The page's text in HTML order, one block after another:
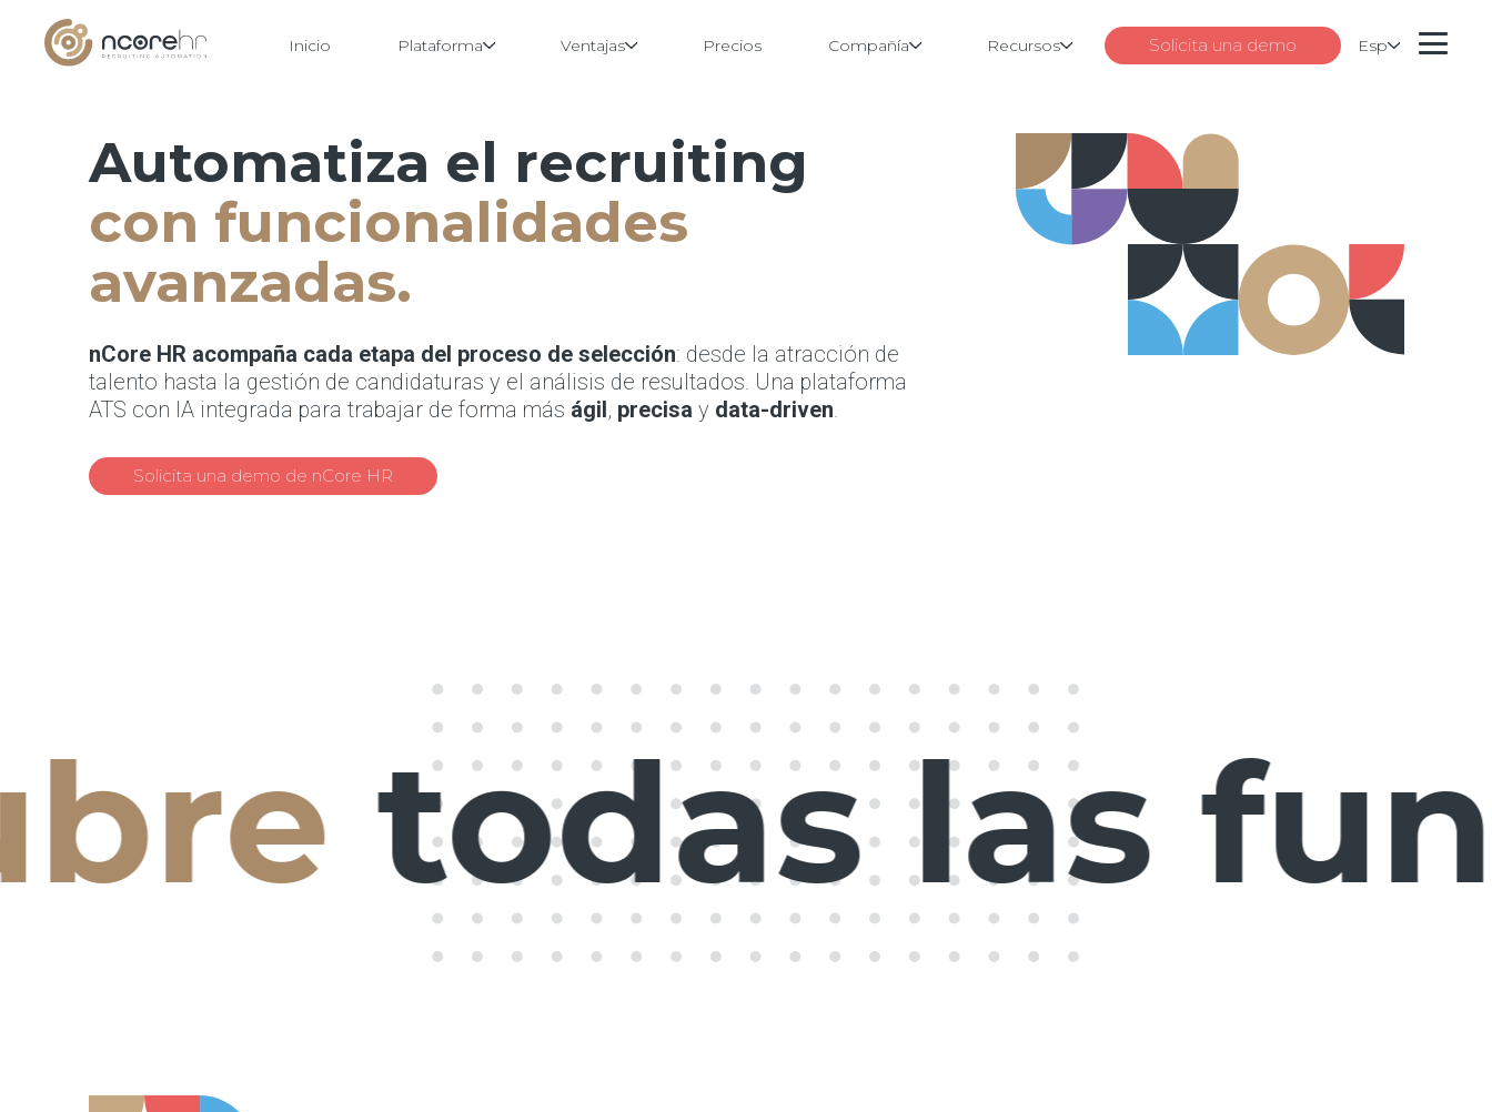
Inicio Plataforma Ventajas Precios Compañía Recursos Solicita una demo Esp
Automatiza el recruiting
con funcionalidades
avanzadas.
nCore HR acompaña cada etapa del proceso de selección: desde la atracción de
talento hasta la gestión de candidaturas y el análisis de resultados. Una plataforma
ATS con IA integrada para trabajar de forma más ágil, precisa y data-driven.
Solicita una demo de nCore HR
todas las